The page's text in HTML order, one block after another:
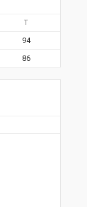
T
94
86